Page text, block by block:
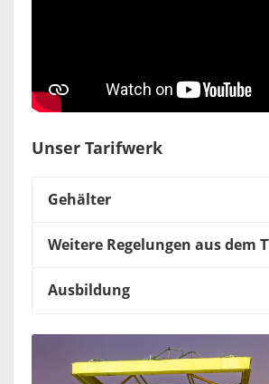
Unser Tarifwerk
Gehälter
Weitere Regelungen aus dem
Ausbildung